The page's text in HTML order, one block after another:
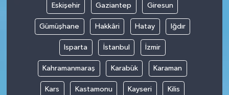
Eskişehir Gaziantep Giresun
Gümüşhane Hakkâri Hatay Iğdır
Isparta İstanbul İzmir
Kahramanmaraş Karabük Karaman
Kars Kastamonu Kayseri Kilis